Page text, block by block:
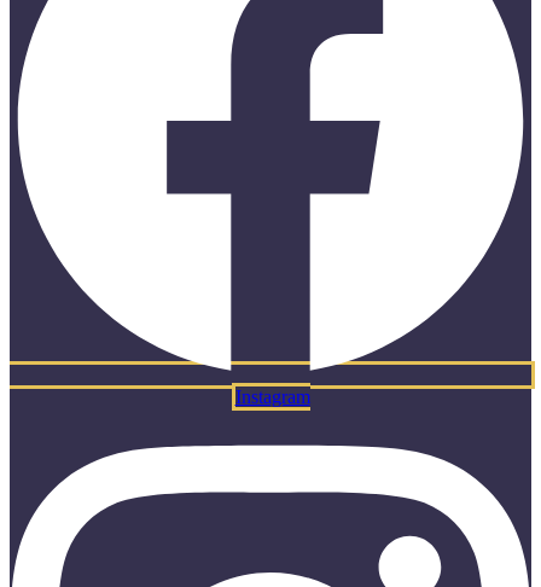
Instagram